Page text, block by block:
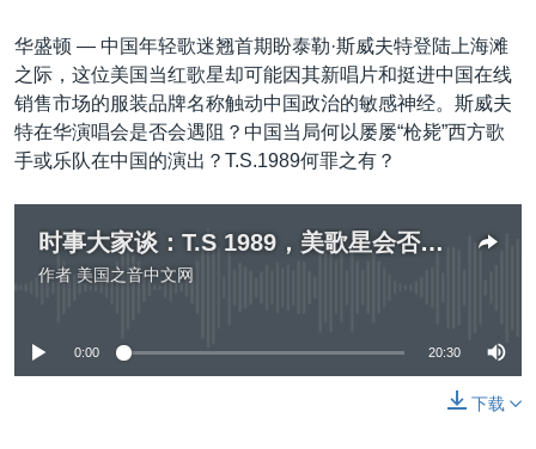
台海两岸关系
南中国海争端
关注西藏
GEN Z 看美国
其他语言网站
华盛顿 — 中国年轻歌迷翘首期盼泰勒·斯威夫特登陆上海滩
之际，这位美国当红歌星却可能因其新唱片和挺进中国在线
销售市场的服装品牌名称触动中国政治的敏感神经。斯威夫
特在华演唱会是否会遇阻？中国当局何以屡屡“枪毙”西方歌
手或乐队在中国的演出？T.S.1989何罪之有？
时事大家谈：T.S 1989，美歌星会否触动中共政治敏感神经？
作者 美国之音中文网
0:00 20:30
下载